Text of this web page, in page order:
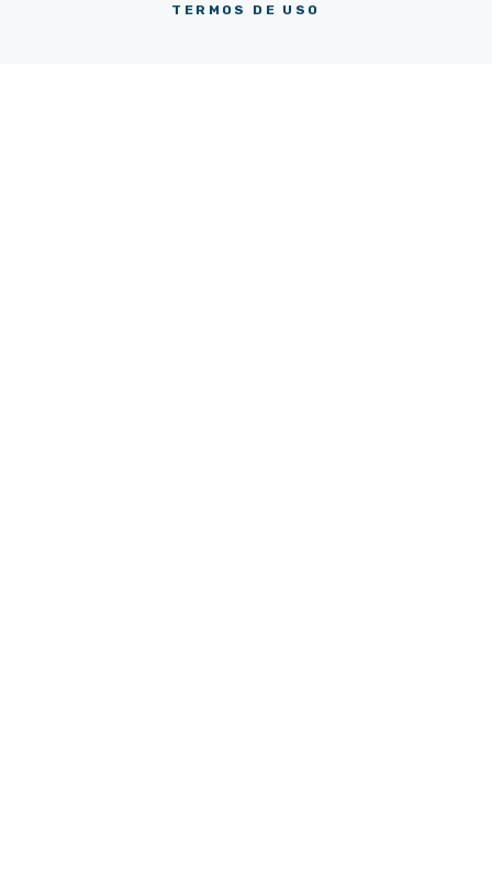
TERMOS DE USO